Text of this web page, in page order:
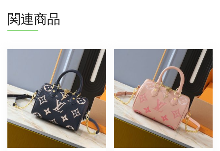
N
品
ス
デ
ィ
20
使
勝
関連商品